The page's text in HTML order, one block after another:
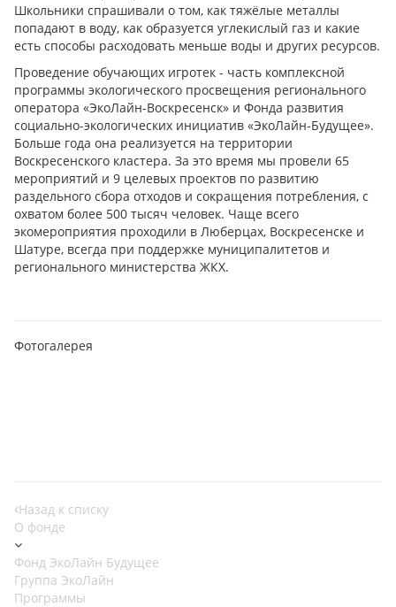
Школьники спрашивали о том, как тяжёлые металлы
попадают в воду, как образуется углекислый газ и какие
есть способы расходовать меньше воды и других ресурсов.
Проведение обучающих игротек - часть комплексной
программы экологического просвещения регионального
оператора «ЭкоЛайн-Воскресенск» и Фонда развития
социально-экологических инициатив «ЭкоЛайн-Будущее».
Больше года она реализуется на территории
Воскресенского кластера. За это время мы провели 65
мероприятий и 9 целевых проектов по развитию
раздельного сбора отходов и сокращения потребления, с
охватом более 500 тысяч человек. Чаще всего
экомероприятия проходили в Люберцах, Воскресенске и
Шатуре, всегда при поддержке муниципалитетов и
регионального министерства ЖКХ.
Фотогалерея
Назад к списку
О фонде
Фонд ЭкоЛайн Будущее
Группа ЭкоЛайн
Программы